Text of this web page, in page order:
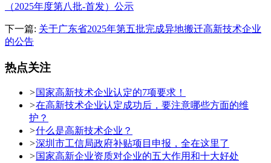
（2025年度第八批-首发）公示
下一篇: 关于广东省2025年第五批完成异地搬迁高新技术企业
的公告
热点关注
>国家高新技术企业认定的7项要求！
>在高新技术企业认定成功后，要注意哪些方面的维
护？
>什么是高新技术企业？
>深圳市工信局政府补贴项目申报，全在这里了
>国家高新企业资质对企业的五大作用和十大好处